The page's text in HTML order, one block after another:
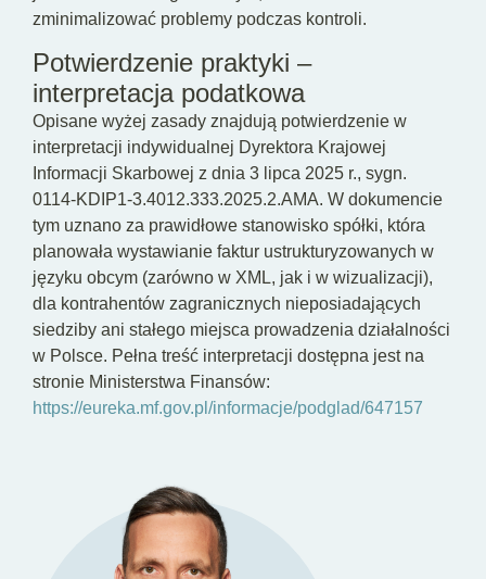
zminimalizować problemy podczas kontroli.
Potwierdzenie praktyki –
interpretacja podatkowa
Opisane wyżej zasady znajdują potwierdzenie w
interpretacji indywidualnej Dyrektora Krajowej
Informacji Skarbowej z dnia 3 lipca 2025 r., sygn.
0114-KDIP1-3.4012.333.2025.2.AMA. W dokumencie
tym uznano za prawidłowe stanowisko spółki, która
planowała wystawianie faktur ustrukturyzowanych w
języku obcym (zarówno w XML, jak i w wizualizacji),
dla kontrahentów zagranicznych nieposiadających
siedziby ani stałego miejsca prowadzenia działalności
w Polsce. Pełna treść interpretacji dostępna jest na
stronie Ministerstwa Finansów:
https://eureka.mf.gov.pl/informacje/podglad/647157